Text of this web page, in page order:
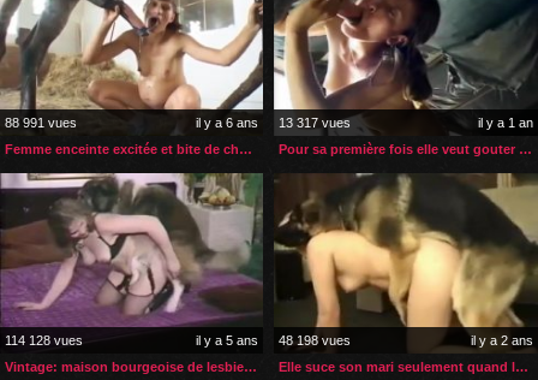
88 991 vues
il y a 6 ans
Femme enceinte excitée et bite de cheval bien dure
13 317 vues
il y a 1 an
Pour sa première fois elle veut gouter au sperme de son cheval
114 128 vues
il y a 5 ans
Vintage: maison bourgeoise de lesbiennes zoophiles
48 198 vues
il y a 2 ans
Elle suce son mari seulement quand le chien la prend en levrette